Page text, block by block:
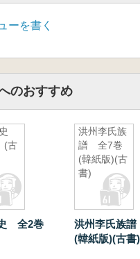
ーを書く
のおすすめ
(古
全2巻
洪州李氏族
譜 全7巻
(韓紙版)(古
書)
洪州李氏族
(韓紙版)(古書)